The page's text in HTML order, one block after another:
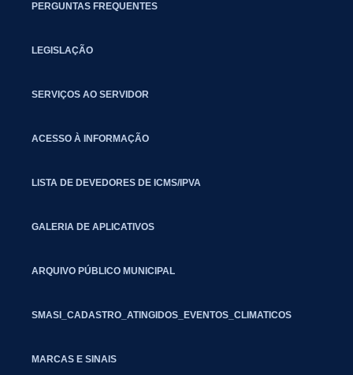
PERGUNTAS FREQUENTES
LEGISLAÇÃO
SERVIÇOS AO SERVIDOR
ACESSO À INFORMAÇÃO
LISTA DE DEVEDORES DE ICMS/IPVA
GALERIA DE APLICATIVOS
ARQUIVO PÚBLICO MUNICIPAL
SMASI_CADASTRO_ATINGIDOS_EVENTOS_CLIMATICOS
MARCAS E SINAIS